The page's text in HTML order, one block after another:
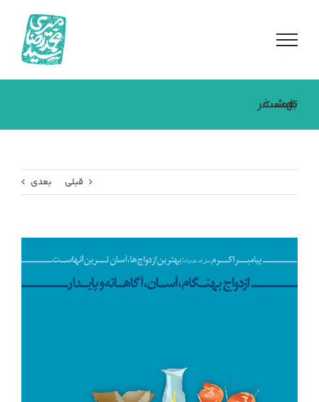
همسفر تا بهشت
قبلی بعدی
تصویر